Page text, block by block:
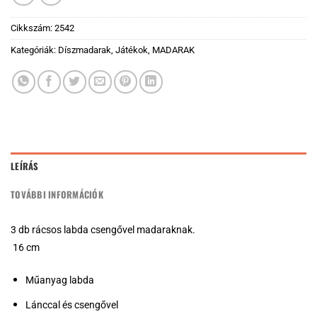
Cikkszám: 2542
Kategóriák: Díszmadarak, Játékok, MADARAK
LEÍRÁS
TOVÁBBI INFORMÁCIÓK
3 db rácsos labda csengővel madaraknak.
16 cm
Műanyag labda
Lánccal és csengővel